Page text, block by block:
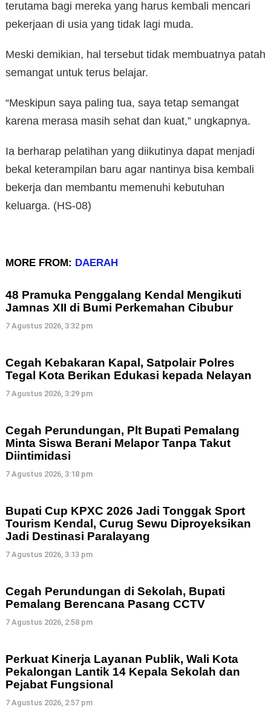
terutama bagi mereka yang harus kembali mencari
pekerjaan di usia yang tidak lagi muda.
Meski demikian, hal tersebut tidak membuatnya patah
semangat untuk terus belajar.
“Meskipun saya paling tua, saya tetap semangat
karena merasa masih sehat dan kuat,” ungkapnya.
Ia berharap pelatihan yang diikutinya dapat menjadi
bekal keterampilan baru agar nantinya bisa kembali
bekerja dan membantu memenuhi kebutuhan
keluarga. (HS-08)
MORE FROM: DAERAH
48 Pramuka Penggalang Kendal Mengikuti
Jamnas XII di Bumi Perkemahan Cibubur
7 Agustus 2026, 3:32 pm
Cegah Kebakaran Kapal, Satpolair Polres
Tegal Kota Berikan Edukasi kepada Nelayan
7 Agustus 2026, 3:29 pm
Cegah Perundungan, Plt Bupati Pemalang
Minta Siswa Berani Melapor Tanpa Takut
Diintimidasi
7 Agustus 2026, 3:18 pm
Bupati Cup KPXC 2026 Jadi Tonggak Sport
Tourism Kendal, Curug Sewu Diproyeksikan
Jadi Destinasi Paralayang
7 Agustus 2026, 3:13 pm
Cegah Perundungan di Sekolah, Bupati
Pemalang Berencana Pasang CCTV
7 Agustus 2026, 2:58 pm
Perkuat Kinerja Layanan Publik, Wali Kota
Pekalongan Lantik 14 Kepala Sekolah dan
Pejabat Fungsional
7 Agustus 2026, 2:57 pm